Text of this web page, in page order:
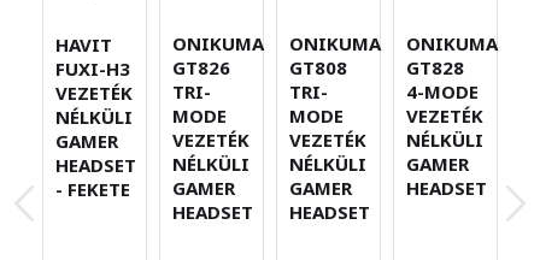
HAVIT
FUXI-H3
VEZETÉK
NÉLKÜLI
GAMER
HEADSET
- FEKETE
ONIKUMA
GT826
TRI-
MODE
VEZETÉK
NÉLKÜLI
GAMER
HEADSET
ONIKUMA
GT808
TRI-
MODE
VEZETÉK
NÉLKÜLI
GAMER
HEADSET
ONIKUMA
GT828
4-MODE
VEZETÉK
NÉLKÜLI
GAMER
HEADSET
-